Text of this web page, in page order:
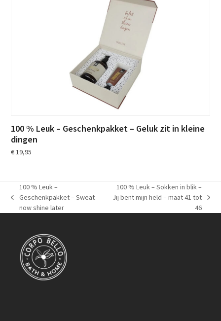
100 % Leuk – Geschenkpakket – Geluk zit in kleine
dingen
€19,95
previous
post:
100 % Leuk –
Geschenkpakket – Sweat
now shine later
next
post:
100 % Leuk – Sokken in blik –
Jij bent mijn held – maat 41 tot
46